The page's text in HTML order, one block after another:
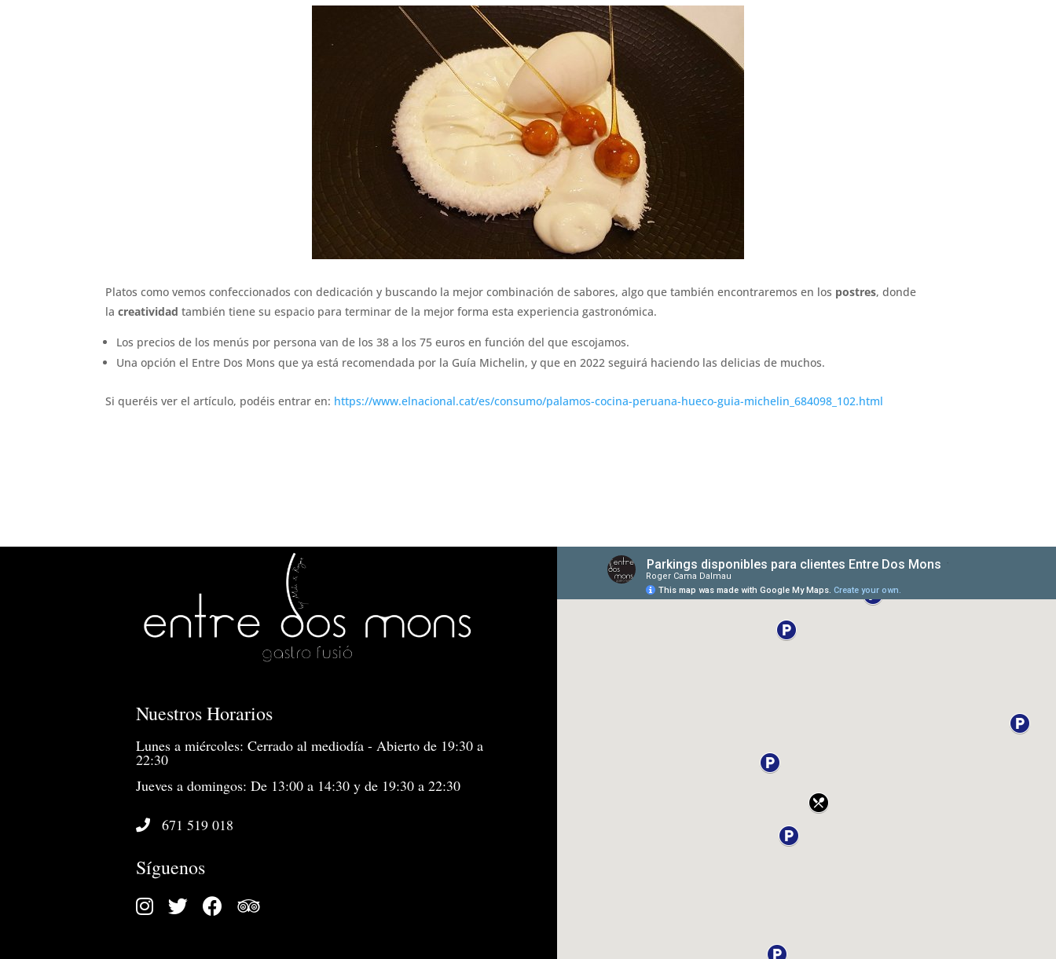
Platos como vemos confeccionados con dedicación y buscando la mejor combinación de sabores, algo que también encontraremos en los postres, donde
lacreatividad también tiene su espacio para terminar de la mejor forma esta experiencia gastronómica.
Los precios de los menús por persona van de los 38 a los 75 euros en función del que escojamos.
Una opción el Entre Dos Mons que ya está recomendada por la Guía Michelin, y que en 2022 seguirá haciendo las delicias de muchos.
Si queréis ver el artículo, podéis entrar en: https://www.elnacional.cat/es/consumo/palamos-cocina-peruana-hueco-guia-michelin_684098_102.html
Nuestros Horarios
Lunes a miércoles: Cerrado al mediodía - Abierto de 19:30 a
22:30
Jueves a domingos: De 13:00 a 14:30 y de 19:30 a 22:30
671 519 018
Síguenos